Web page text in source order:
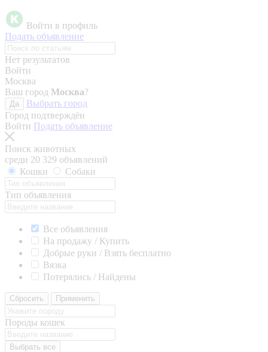
Войти в профиль
Подать объявление
Нет результатов
Войти
Москва
Ваш город Москва?
Да
Выбрать город
Город подтверждён
Войти Подать объявление
Поиск животных
среди 20 329 объявлений
Кошки
Собаки
Тип объявления
Все объявления
На продажу / Купить
Добрые руки / Взять бесплатно
Вязка
Потерялись / Найдены
Сбросить Применить
Породы кошек
Выбрать все